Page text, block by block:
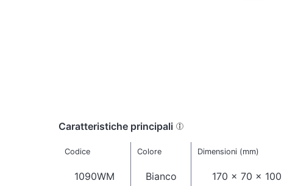
Caratteristiche principali
Codice Colore Dimensioni (mm)
1090WM Bianco 170 x 70 x 100